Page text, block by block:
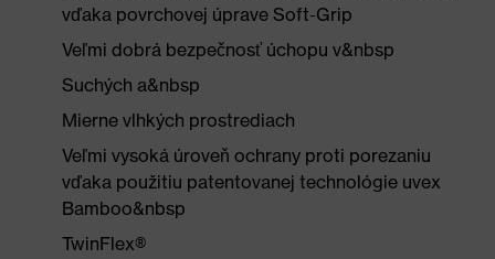
vďaka povrchovej úprave Soft-Grip
Veľmi dobrá bezpečnosť úchopu v&nbsp
Suchých a&nbsp
Mierne vlhkých prostrediach
Veľmi vysoká úroveň ochrany proti porezaniu
vďaka použitiu patentovanej technológie uvex
Bamboo&nbsp
TwinFlex®